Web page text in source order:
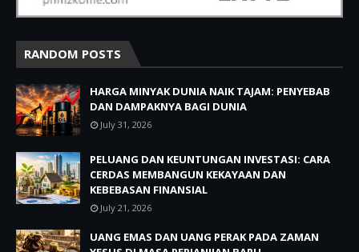
RANDOM POSTS
HARGA MINYAK DUNIA NAIK TAJAM: PENYEBAB
DAN DAMPAKNYA BAGI DUNIA
July 31, 2026
PELUANG DAN KEUNTUNGAN INVESTASI: CARA
CERDAS MEMBANGUN KEKAYAAN DAN
KEBEBASAN FINANSIAL
July 21, 2026
UANG EMAS DAN UANG PERAK PADA ZAMAN